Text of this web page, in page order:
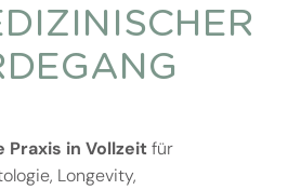
Praxis in Vollzeitfür
Longevity,